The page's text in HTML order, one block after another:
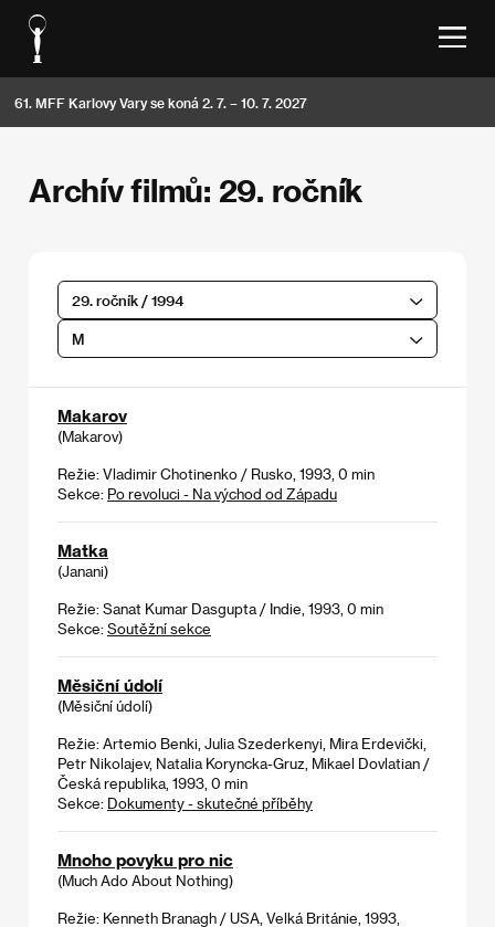
61. MFF Karlovy Vary se koná 2. 7. – 10. 7. 2027
Archív filmů: 29. ročník
29. ročník / 1994
M
Makarov
(Makarov)
Režie: Vladimir Chotinenko / Rusko, 1993, 0 min
Sekce: Po revoluci - Na východ od Západu
Matka
(Janani)
Režie: Sanat Kumar Dasgupta / Indie, 1993, 0 min
Sekce: Soutěžní sekce
Měsiční údolí
(Měsiční údolí)
Režie: Artemio Benki, Julia Szederkenyi, Mira Erdevički,
Petr Nikolajev, Natalia Koryncka-Gruz, Mikael Dovlatian /
Česká republika, 1993, 0 min
Sekce: Dokumenty - skutečné příběhy
Mnoho povyku pro nic
(Much Ado About Nothing)
Režie: Kenneth Branagh / USA, Velká Británie, 1993,